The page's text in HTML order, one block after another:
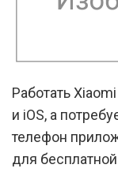
Работать
и iOS, а
телефон
для